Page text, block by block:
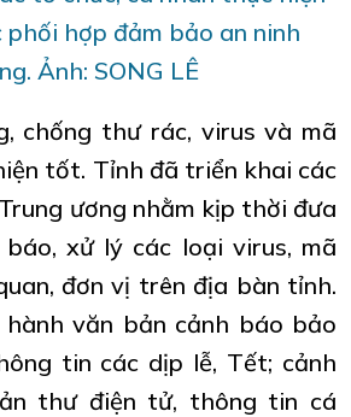
hợp đảm bảo an ninh
Ảnh: SONG LÊ
chống thư rác, virus và mã
tốt. Tỉnh đã triển khai các
Trung ương nhằm kịp thời đưa
xử lý các loại virus, mã
đơn vị trên địa bàn tỉnh.
văn bản cảnh báo bảo
tin các dịp lễ, Tết; cảnh
thư điện tử, thông tin cá